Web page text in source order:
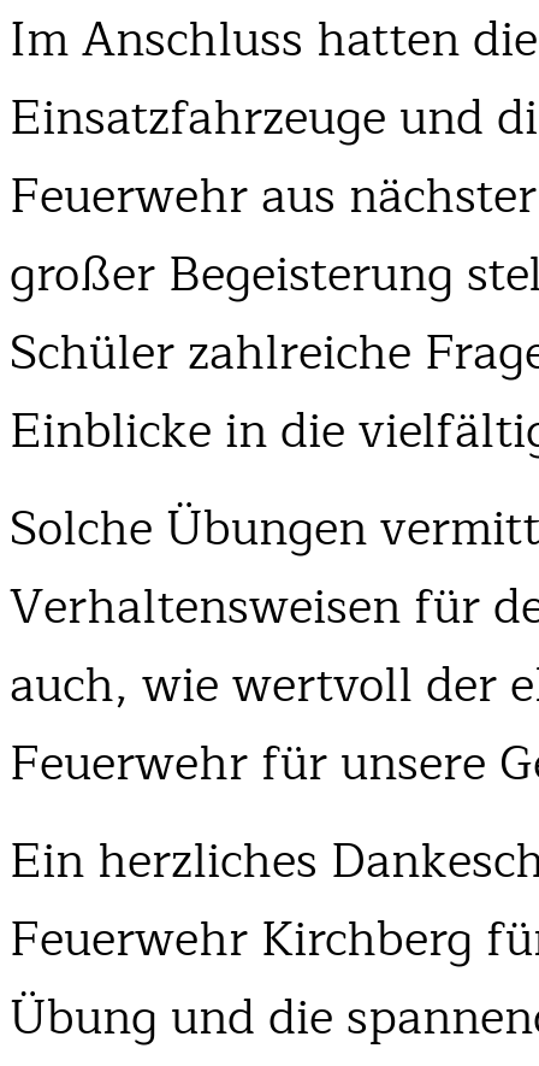
Im Anschluss hatten
Einsatzfahrzeuge und
Feuerwehr aus
großer Begeisterung
Schüler zahlreiche
Einblicke in die
Solche Übungen
Verhaltensweisen für
auch, wie wertvoll der
Feuerwehr für unsere
Ein herzliches
Feuerwehr Kirchberg
Übung und die